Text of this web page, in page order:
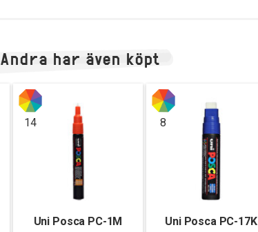
Andra har även köpt
14
Uni Posca PC-1M
8
Uni Posca PC-17K